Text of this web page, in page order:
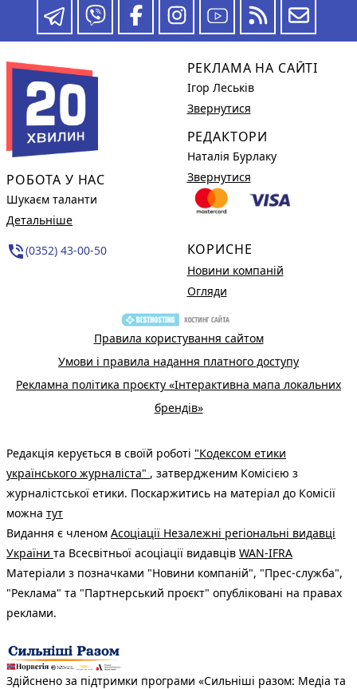
РОБОТА У НАС
Шукаєм таланти
Детальніше
phone_in_talk(0352) 43-00-50
РЕКЛАМА НА САЙТІ
Ігор Леськів
Звернутися
РЕДАКТОРИ
Наталія Бурлаку
Звернутися
КОРИСНЕ
Новини компаній
Огляди
Правила користування сайтом
Умови і правила надання платного доступу
Рекламна політика проєкту «Інтерактивна мапа локальних
брендів»
Редакція керується в своїй роботі "Кодексом етики
українського журналіста" , затвердженим Комісією з
журналістської етики. Поскаржитись на матеріал до Комісії
можна тут
Видання є членом Асоціації Незалежні регіональні видавці
України та Всесвітньої асоціації видавців WAN-IFRA
Матеріали з позначками "Новини компаній", "Прес-служба",
"Реклама" та "Партнерський проєкт" опубліковані на правах
реклами.
Здійснено за підтримки програми «Сильніші разом: Медіа та